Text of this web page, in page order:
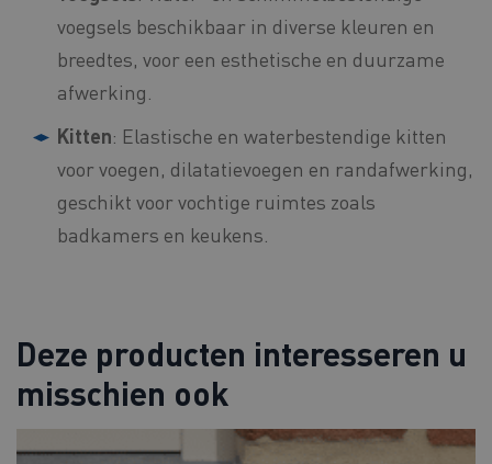
voegsels beschikbaar in diverse kleuren en
breedtes, voor een esthetische en duurzame
afwerking.
Kitten: Elastische en waterbestendige kitten
voor voegen, dilatatievoegen en randafwerking,
geschikt voor vochtige ruimtes zoals
badkamers en keukens.
Deze producten interesseren u
misschien ook